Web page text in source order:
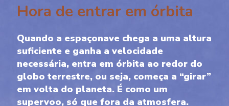
Hora de entrar em órbita
Quando a espaçonave chega a uma altura
suficiente e ganha a velocidade
necessária, entra em órbita ao redor do
globo terrestre, ou seja, começa a “girar”
em volta do planeta. É como um
supervoo, só que fora da atmosfera.